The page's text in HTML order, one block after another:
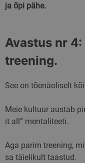
ja õpi pähe.
Avastus nr
treening.
See on tõenäoliselt
Meie kultuur austab
it all” mentaliteeti.
Aga parim treening,
sa täielikult taastud.